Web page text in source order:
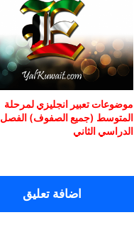
موضوعات تعبير انجليزي لمرحلة
المتوسط (جميع الصفوف) الفصل
الدراسي الثاني
اضافة تعليق